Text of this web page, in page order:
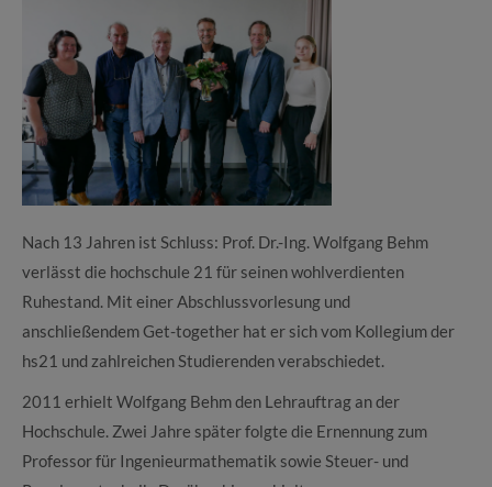
Nach 13 Jahren ist Schluss: Prof. Dr.-Ing. Wolfgang Behm
verlässt die hochschule 21 für seinen wohlverdienten
Ruhestand. Mit einer Abschlussvorlesung und
anschließendem Get-together hat er sich vom Kollegium der
hs21 und zahlreichen Studierenden verabschiedet.
2011 erhielt Wolfgang Behm den Lehrauftrag an der
Hochschule. Zwei Jahre später folgte die Ernennung zum
Professor für Ingenieurmathematik sowie Steuer- und